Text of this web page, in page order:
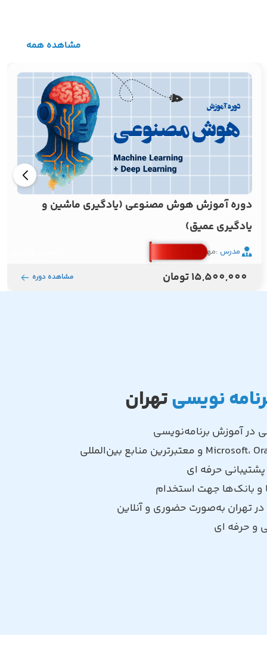
مشاهده همه
دوره آموزش هوش مصنوعی (یادگیری ماشین و
یادگیری عمیق)
مدرس :مهندس مصطفایی
15,500,000 تومان مشاهده دوره
نویسیتهران
حرفه‌ ای
بانک‌ها جهت استخدام
تهران به‌صورت حضوری و آنلاین
و حرفه ای